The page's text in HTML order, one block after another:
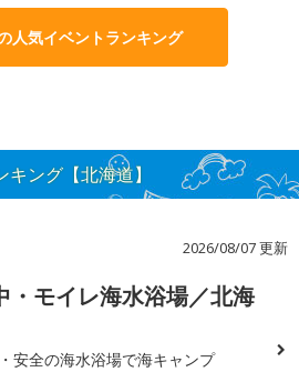
人気イベントランキング
ング【北海道】
2026/08/07 更新
・モイレ海水浴場／北海
安全の海水浴場で海キャンプ